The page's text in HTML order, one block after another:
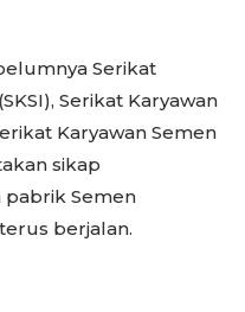
Serikat
Serikat Karyawan
Karyawan Semen
sikap
Semen
berjalan.